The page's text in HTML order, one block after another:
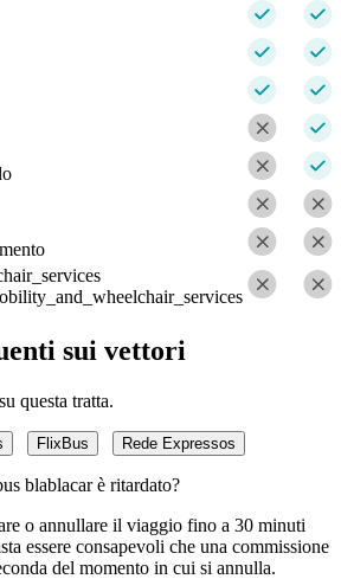
sui vettori
questa tratta.
FlixBus Rede Expressos
blablacar è ritardato?
o annullare il viaggio fino a 30 minuti
essere consapevoli che una commissione
del momento in cui si annulla.